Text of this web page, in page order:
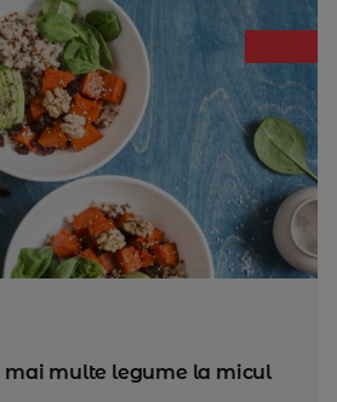
mai multe legume la micul